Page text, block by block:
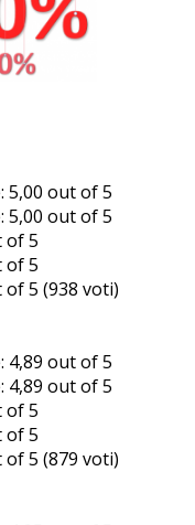
(938 voti)
(879 voti)